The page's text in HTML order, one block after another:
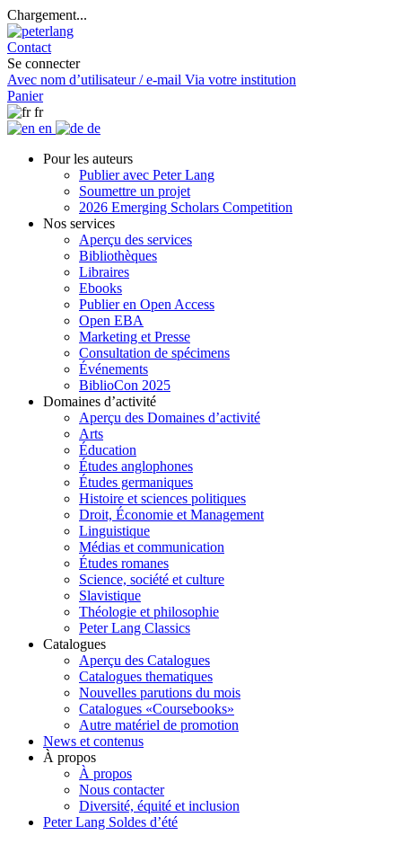
Chargement...
Contact
Se connecter
Avec nom d’utilisateur / e-mail Via votre institution
Panier
fr
en
de
Pour les auteurs
Publier avec Peter Lang
Soumettre un projet
2026 Emerging Scholars Competition
Nos services
Aperçu des services
Bibliothèques
Libraires
Ebooks
Publier en Open Access
Open EBA
Marketing et Presse
Consultation de spécimens
Événements
BiblioCon 2025
Domaines d’activité
Aperçu des Domaines d’activité
Arts
Éducation
Études anglophones
Études germaniques
Histoire et sciences politiques
Droit, Économie et Management
Linguistique
Médias et communication
Études romanes
Science, société et culture
Slavistique
Théologie et philosophie
Peter Lang Classics
Catalogues
Aperçu des Catalogues
Catalogues thematiques
Nouvelles parutions du mois
Catalogues «Coursebooks»
Autre matériel de promotion
News et contenus
À propos
À propos
Nous contacter
Diversité, équité et inclusion
Peter Lang Soldes d’été